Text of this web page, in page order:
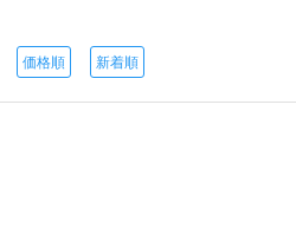
価格順 新着順